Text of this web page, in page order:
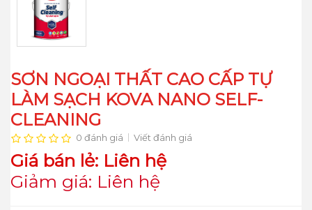
SƠN NGOẠI THẤT CAO CẤP TỰ
LÀM SẠCH KOVA NANO SELF-
CLEANING
0 đánh giá Viết đánh giá
Giá bán lẻ: Liên hệ
Giảm giá: Liên hệ